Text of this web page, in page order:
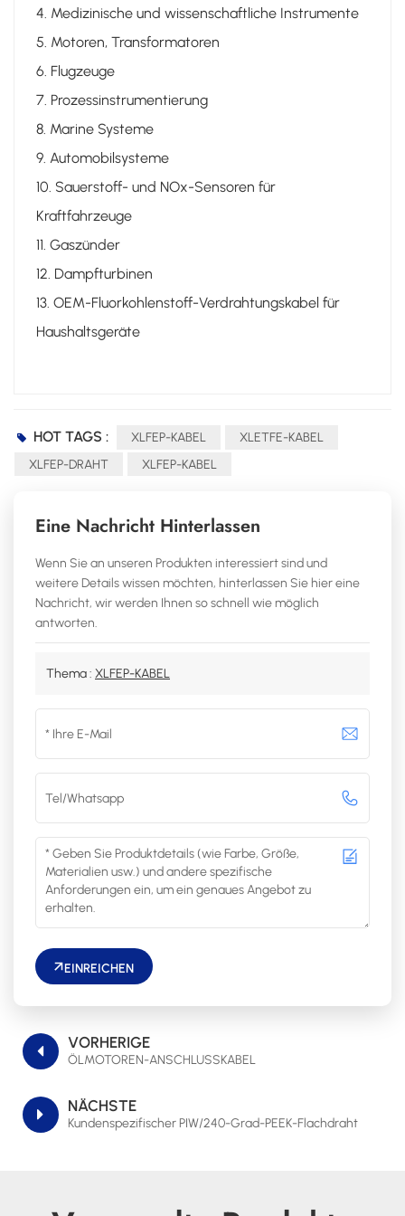
4. Medizinische und wissenschaftliche Instrumente
5. Motoren, Transformatoren
6. Flugzeuge
7. Prozessinstrumentierung
8. Marine Systeme
9. Automobilsysteme
10. Sauerstoff- und NOx-Sensoren für
Kraftfahrzeuge
11. Gaszünder
12. Dampfturbinen
13. OEM-Fluorkohlenstoff-Verdrahtungskabel für
Haushaltsgeräte
HOT TAGS : XLFEP-KABEL
XLETFE-KABEL
XLFEP-DRAHT
XLFEP-KABEL
Eine Nachricht Hinterlassen
Wenn Sie an unseren Produkten interessiert sind und
weitere Details wissen möchten, hinterlassen Sie hier eine
Nachricht, wir werden Ihnen so schnell wie möglich
antworten.
Thema : XLFEP-KABEL
EINREICHEN
VORHERIGE
ÖLMOTOREN-ANSCHLUSSKABEL
NÄCHSTE
Kundenspezifischer PIW/240-Grad-PEEK-Flachdraht